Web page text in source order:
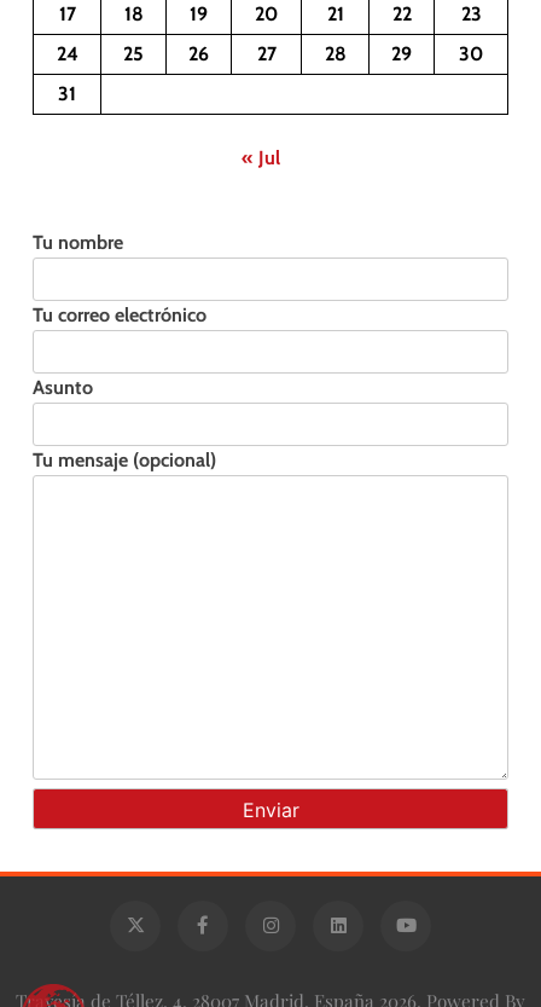
17
18 19 20 21 22
23
24
25 26 27 28 29
30
31
« Jul
Tu nombre
Tu correo electrónico
Asunto
Tu mensaje (opcional)
Travesía de Téllez, 4, 28007 Madrid, España 2026. Powered By